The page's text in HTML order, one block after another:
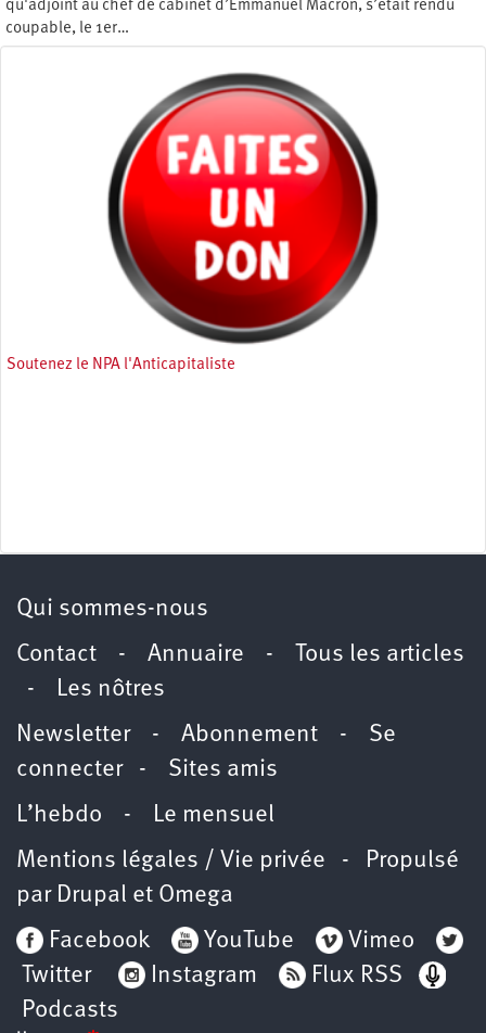
qu'adjoint au chef de cabinet d’Emmanuel Macron, s’était rendu
coupable, le 1er…
Soutenez le NPA l'Anticapitaliste
Qui sommes-nous
Contact - Annuaire -
Tous les articles
- Les nôtres
Newsletter- Abonnement - Se
connecter- Sites amis
L’hebdo - Le mensuel
Mentions légales / Vie privée - Propulsé
par Drupal et Omega
Facebook
YouTube
Vimeo
Twitter
Instagram
Flux RSS
Podcasts